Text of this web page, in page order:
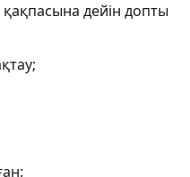
дейін допты